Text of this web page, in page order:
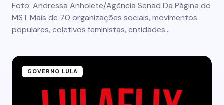
Foto: Andressa Anholete/Agência Senad Da Página do
MST Mais de 70 organizações sociais, movimentos
populares, coletivos feministas, entidades…
GOVERNO LULA